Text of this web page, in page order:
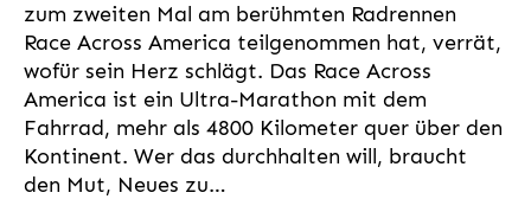
zum zweiten Mal am berühmten Radrennen
Race Across America teilgenommen hat, verrät,
wofür sein Herz schlägt. Das Race Across
America ist ein Ultra-Marathon mit dem
Fahrrad, mehr als 4800 Kilometer quer über den
Kontinent. Wer das durchhalten will, braucht
den Mut, Neues zu…